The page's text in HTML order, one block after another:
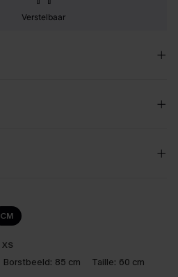
Verstelbaar
CM
XS
Borstbeeld: 85 cm Taille: 60 cm